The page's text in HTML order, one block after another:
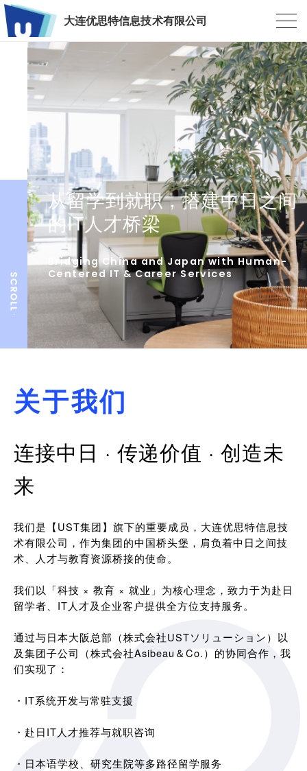
大连优思特信息技术有限公司
从留学到就职，搭建中日之间
的IT人才桥梁
Bridging China and Japan with Human-
Centered IT & Career Services
关于我们
连接中日 · 传递价值 · 创造未
来
我们是【UST集团】旗下的重要成员，大连优思特信息技
术有限公司，作为集团的中国桥头堡，肩负着中日之间技
术、人才与教育资源桥接的使命。
我们以「科技 × 教育 × 就业」为核心理念，致力于为赴日
留学者、IT人才及企业客户提供全方位支持服务。
通过与日本大阪总部（株式会社USTソリューション）以
及集团子公司（株式会社Asibeau＆Co.）的协同合作，我
们实现了：
・IT系统开发与常驻支援
・赴日IT人才推荐与就职咨询
・日本语学校、研究生院等多路径留学服务